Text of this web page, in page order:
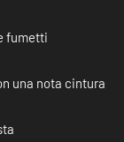
fumetti
una nota cintura